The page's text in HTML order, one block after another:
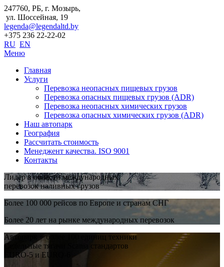
247760, РБ, г. Мозырь,
ул. Шоссейная, 19
legenda@legendaltd.by
+375 236 22-22-02
RU EN
Меню
Главная
Услуги
Перевозка неопасных пищевых грузов
Перевозка опасных пищевых грузов (ADR)
Перевозка неопасных химических грузов
Перевозка опасных химических грузов (ADR)
Наш автопарк
География
Рассчитать стоимость
Менеджент качества. ISO 9001
Контакты
Лидер в области международных
перевозок наливных грузов
Более 100 000 рейсов по Европе и странам СНГ
Более 20 лет на рынке международных перевозок
Автопарк − более 100 единиц техники
Седельные тягачи Scania стандартов
EURO-5 и EURO-6